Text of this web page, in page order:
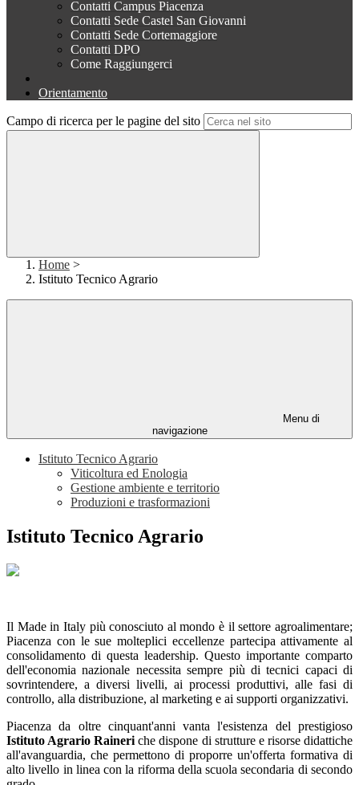
Contatti Campus Piacenza
Contatti Sede Castel San Giovanni
Contatti Sede Cortemaggiore
Contatti DPO
Come Raggiungerci
Orientamento
Campo di ricerca per le pagine del sito
Home >
Istituto Tecnico Agrario
Menu di
navigazione
Istituto Tecnico Agrario
Viticoltura ed Enologia
Gestione ambiente e territorio
Produzioni e trasformazioni
Istituto Tecnico Agrario
Il Made in Italy più conosciuto al mondo è il settore agroalimentare;
Piacenza con le sue molteplici eccellenze partecipa attivamente al
consolidamento di questa leadership. Questo importante comparto
dell'economia nazionale necessita sempre più di tecnici capaci di
sovrintendere, a diversi livelli, ai processi produttivi, alle fasi di
controllo, alla distribuzione, al marketing e ai supporti organizzativi.
Piacenza da oltre cinquant'anni vanta l'esistenza del prestigioso
Istituto Agrario Raineri che dispone di strutture e risorse didattiche
all'avanguardia, che permettono di proporre un'offerta formativa di
alto livello in linea con la riforma della scuola secondaria di secondo